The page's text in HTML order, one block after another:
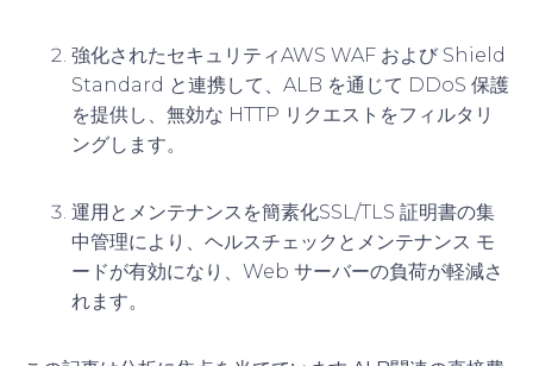
強化されたセキュリティAWS WAF および Shield
Standard と連携して、ALB を通じて DDoS 保護
を提供し、無効な HTTP リクエストをフィルタリ
ングします。
運用とメンテナンスを簡素化SSL/TLS 証明書の集
中管理により、ヘルスチェックとメンテナンス モ
ードが有効になり、Web サーバーの負荷が軽減さ
れます。